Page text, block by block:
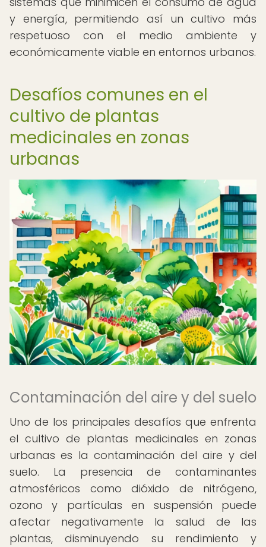
y energía, permitiendo así un cultivo más
respetuoso con el medio ambiente y
económicamente viable en entornos urbanos.
Desafíos comunes en el
cultivo de plantas
medicinales en zonas
urbanas
Contaminación del aire y del suelo
Uno de los principales desafíos que enfrenta
el cultivo de plantas medicinales en zonas
urbanas es la contaminación del aire y del
suelo. La presencia de contaminantes
atmosféricos como dióxido de nitrógeno,
ozono y partículas en suspensión puede
afectar negativamente la salud de las
plantas, disminuyendo su rendimiento y